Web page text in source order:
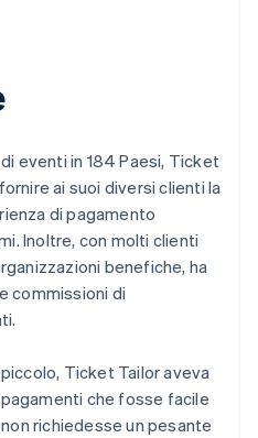
eventi in 184 Paesi, Ticket
ai suoi diversi clienti la
di pagamento
Inoltre, con molti clienti
benefiche, ha
commissioni di
Ticket Tailor aveva
che fosse facile
richiedesse un pesante